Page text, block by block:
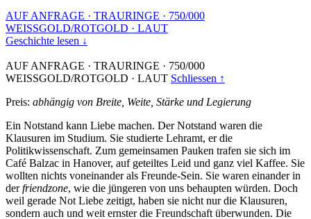
AUF ANFRAGE · TRAURINGE · 750/000
WEISSGOLD/ROTGOLD · LAUT
Geschichte lesen ↓
AUF ANFRAGE · TRAURINGE · 750/000
WEISSGOLD/ROTGOLD · LAUT Schliessen ↑
Preis: abhängig von Breite, Weite, Stärke und Legierung
Ein Notstand kann Liebe machen. Der Notstand waren die
Klausuren im Studium. Sie studierte Lehramt, er die
Politikwissenschaft. Zum gemeinsamen Pauken trafen sie sich im
Café Balzac in Hanover, auf geteiltes Leid und ganz viel Kaffee. Sie
wollten nichts voneinander als Freunde-Sein. Sie waren einander in
derfriendzone, wie die jüngeren von uns behaupten würden. Doch
weil gerade Not Liebe zeitigt, haben sie nicht nur die Klausuren,
sondern auch und weit ernster die Freundschaft überwunden. Die